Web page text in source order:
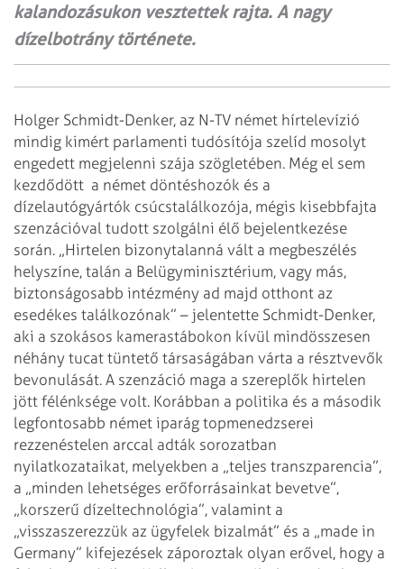
kalandozásukon vesztettek rajta. A nagy
dízelbotrány története.
Holger Schmidt-Denker, az N-TV német hírtelevízió
mindig kimért parlamenti tudósítója szelíd mosolyt
engedett megjelenni szája szögletében. Még el sem
kezdődött a német döntéshozók és a
dízelautógyártók csúcstalálkozója, mégis kisebbfajta
szenzációval tudott szolgálni élő bejelentkezése
során. „Hirtelen bizonytalanná vált a megbeszélés
helyszíne, talán a Belügyminisztérium, vagy más,
biztonságosabb intézmény ad majd otthont az
esedékes találkozónak” – jelentette Schmidt-Denker,
aki a szokásos kamerastábokon kívül mindösszesen
néhány tucat tüntető társaságában várta a résztvevők
bevonulását. A szenzáció maga a szereplők hirtelen
jött félénksége volt. Korábban a politika és a második
legfontosabb német iparág topmenedzserei
rezzenéstelen arccal adták sorozatban
nyilatkozataikat, melyekben a „teljes transzparencia”,
a „minden lehetséges erőforrásainkat bevetve”,
„korszerű dízeltechnológia”, valamint a
„visszaszerezzük az ügyfelek bizalmát” és a „made in
Germany” kifejezések záporoztak olyan erővel, hogy a